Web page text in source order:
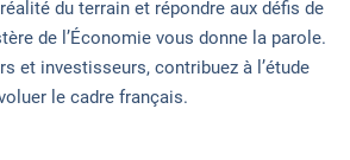
du terrain et répondre aux défis de
de l’Économie vous donne la parole.
et investisseurs, contribuez à l’étude
le cadre français.